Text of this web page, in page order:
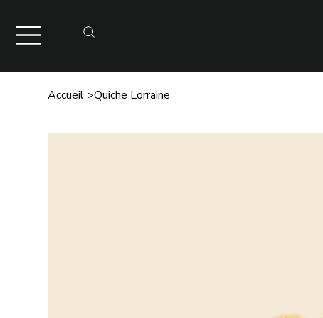
Accueil >Quiche Lorraine